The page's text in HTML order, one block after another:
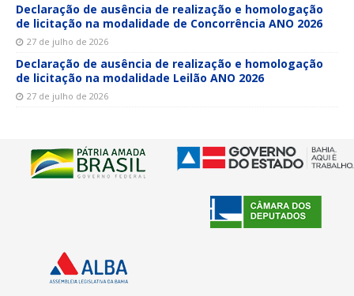
Declaração de ausência de realização e homologação
de licitação na modalidade de Concorrência ANO 2026
27 de julho de 2026
Declaração de ausência de realização e homologação
de licitação na modalidade Leilão ANO 2026
27 de julho de 2026